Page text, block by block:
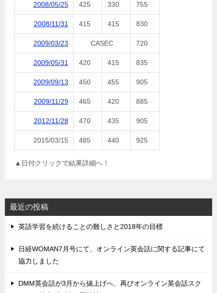
2008/05/25 425 330 755
2008/11/31 415 415 830
2009/03/23 CASEC 720
2009/05/31 420 415 835
2009/09/13 450 455 905
2009/11/29 465 420 885
2012/11/28 470 435 905
2015/03/15 485 440 925
▲日付クリックで結果詳細へ！
最近の投稿
英語学習を続けることの難しさと2018年の目標
日経WOMAN7月号にて、オンライン英会話に関する記事にて
協力しました
DMM英会話が3月から値上げへ、再びオンライン英会話スク